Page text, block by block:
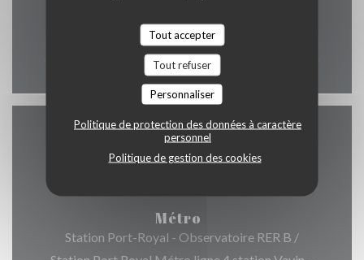
Tout accepter
Tout refuser
Personnaliser
Politique de protection des données à caractère
personnel
Politique de gestion des cookies
12h00 - 00h00
Accès
Métro
Station Port-Royal - Observatoire RER B /